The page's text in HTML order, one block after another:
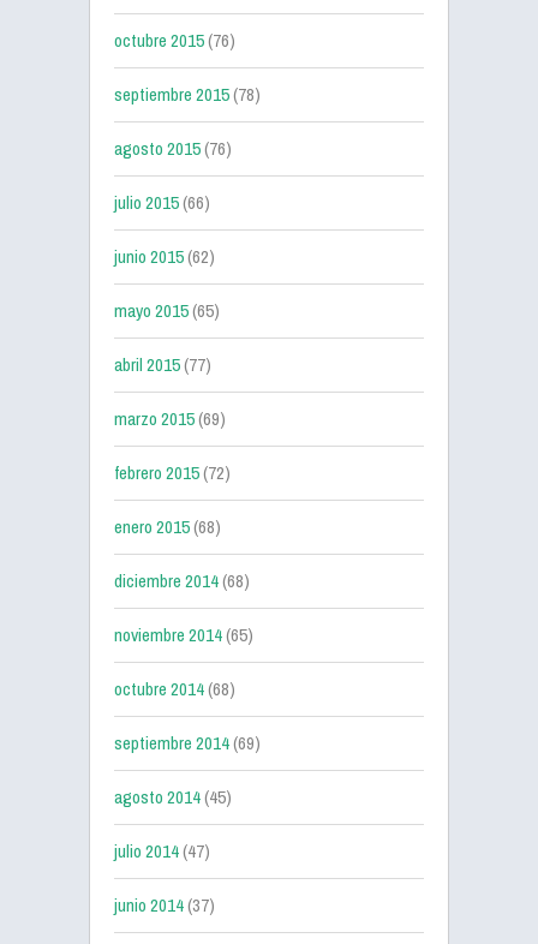
octubre 2015(76)
septiembre 2015(78)
agosto 2015(76)
julio 2015(66)
junio 2015(62)
mayo 2015(65)
abril 2015(77)
marzo 2015(69)
febrero 2015(72)
enero 2015(68)
diciembre 2014(68)
noviembre 2014(65)
octubre 2014(68)
septiembre 2014(69)
agosto 2014(45)
julio 2014(47)
junio 2014(37)